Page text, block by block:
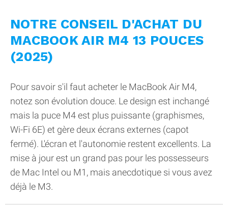
NOTRE CONSEIL D'ACHAT DU
MACBOOK AIR M4 13 POUCES
(2025)
Pour savoir s'il faut acheter le MacBook Air M4,
notez son évolution douce. Le design est inchangé
mais la puce M4 est plus puissante (graphismes,
Wi-Fi 6E) et gère deux écrans externes (capot
fermé). L'écran et l'autonomie restent excellents. La
mise à jour est un grand pas pour les possesseurs
de Mac Intel ou M1, mais anecdotique si vous avez
déjà le M3.